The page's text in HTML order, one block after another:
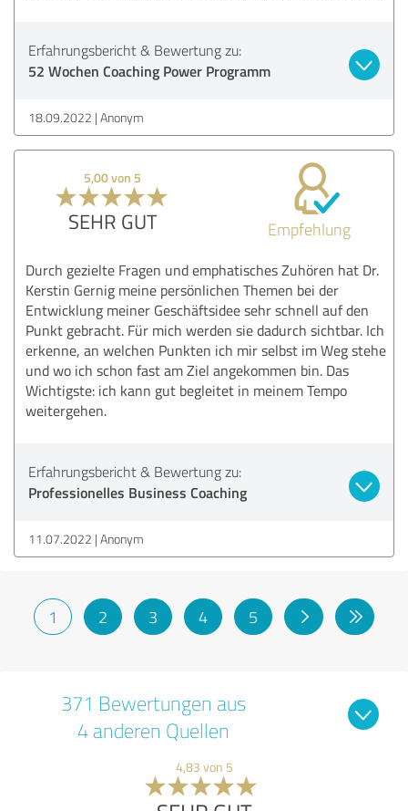
Erfahrungsbericht & Bewertung zu:
52 Wochen Coaching Power Programm
18.09.2022 Anonym
5,00 von 5
SEHR GUT Empfehlung
Durch gezielte Fragen und emphatisches Zuhören hat Dr.
Kerstin Gernig meine persönlichen Themen bei der
Entwicklung meiner Geschäftsidee sehr schnell auf den
Punkt gebracht. Für mich werden sie dadurch sichtbar. Ich
erkenne, an welchen Punkten ich mir selbst im Weg stehe
und wo ich schon fast am Ziel angekommen bin. Das
Wichtigste: ich kann gut begleitet in meinem Tempo
weitergehen.
Erfahrungsbericht & Bewertung zu:
Professionelles Business Coaching
11.07.2022 Anonym
1 2 3 4 5
371 Bewertungen aus
4 anderen Quellen
4,83 von 5